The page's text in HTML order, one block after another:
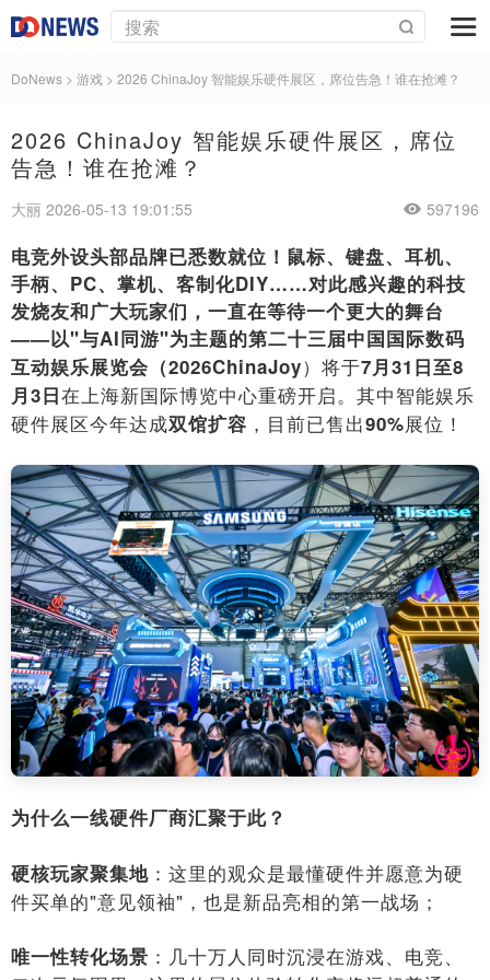
DoNews > 游戏 > 2026 ChinaJoy 智能娱乐硬件展区，席位告急！谁在抢滩？
2026 ChinaJoy 智能娱乐硬件展区，席位
告急！谁在抢滩？
大丽 2026-05-13 19:01:55 597196
电竞外设头部品牌已悉数就位！鼠标、键盘、耳机、
手柄、PC、掌机、客制化DIY……对此感兴趣的科技
发烧友和广大玩家们，一直在等待一个更大的舞台
——以"与AI同游"为主题的第二十三届中国国际数码
互动娱乐展览会（2026ChinaJoy）将于7月31日至8
月3日在上海新国际博览中心重磅开启。其中智能娱乐
硬件展区今年达成双馆扩容 ，目前已售出90%展位！
为什么一线硬件厂商汇聚于此？
硬核玩家聚集地 ：这里的观众是最懂硬件并愿意为硬
件买单的"意见领袖"，也是新品亮相的第一战场；
唯一性转化场景 ：几十万人同时沉浸在游戏、电竞、